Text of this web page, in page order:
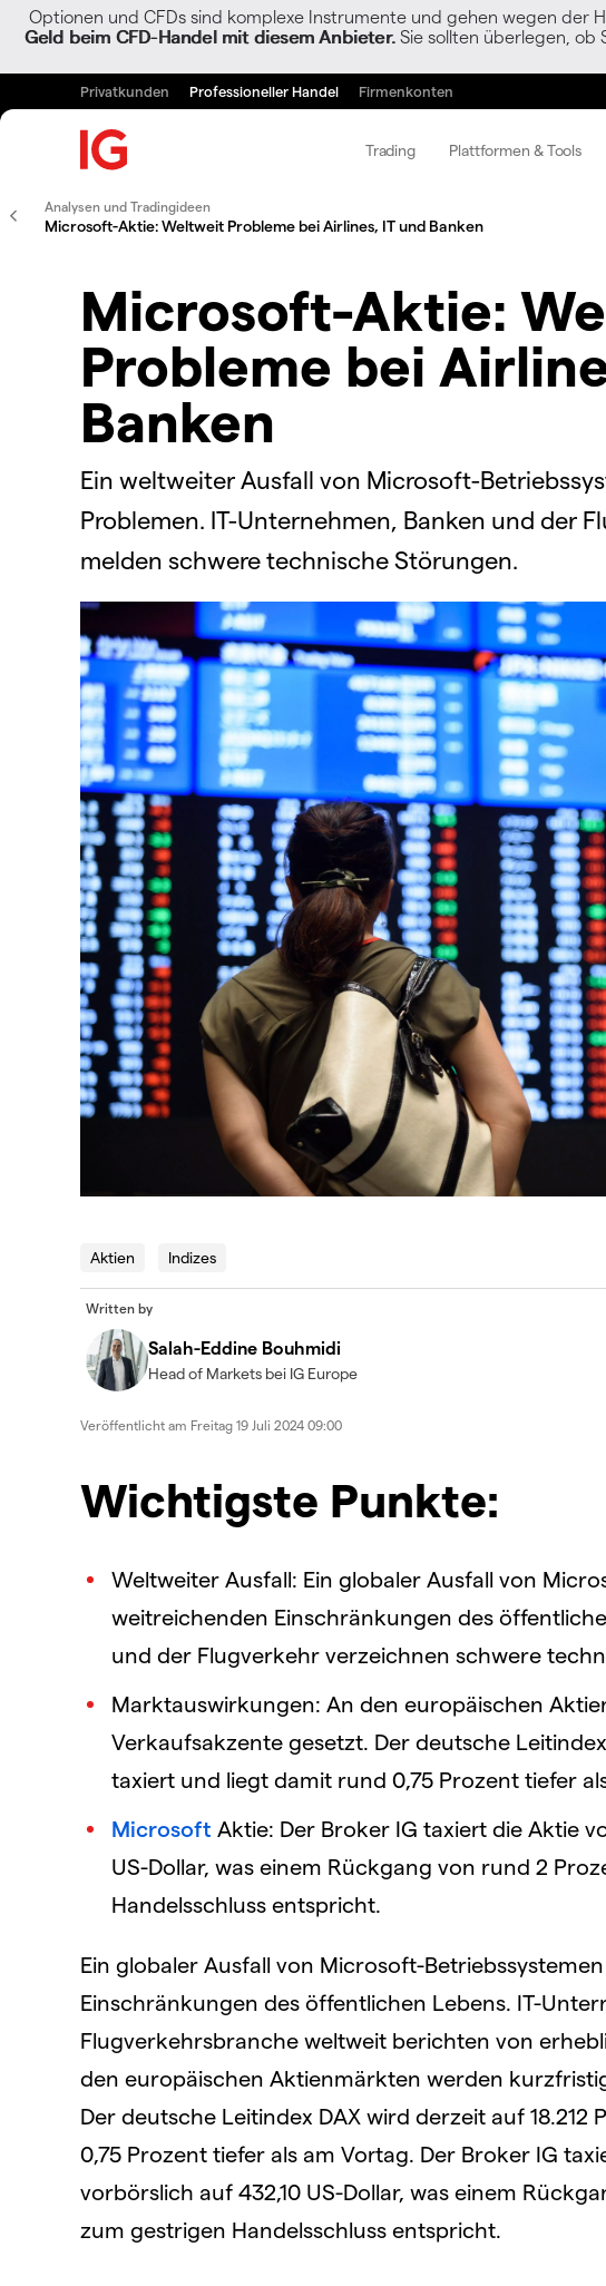
Optionen und CFDs sind komplexe Instrumente und gehen wegen der
Geld beim CFD-Handel mit diesem Anbieter. Sie sollten überlegen, ob
Privatkunden Professioneller Handel Firmenkonten
Trading Plattformen & Tools
Analysen und Tradingideen
Microsoft-Aktie: Weltweit Probleme bei Airlines, IT und Banken
Microsoft-Aktie:
Probleme bei
Banken
Ein weltweiter Ausfall von Microsoft-
Problemen. IT-Unternehmen, Banken und der
melden schwere technische Störungen.
Aktien Indizes
Written by
Salah-Eddine Bouhmidi
Head of Markets bei IG Europe
Veröffentlicht am Freitag 19 Juli 2024 09:00
Wichtigste Punkte:
Weltweiter Ausfall: Ein globaler Ausfall von
weitreichenden Einschränkungen des
und der Flugverkehr verzeichnen schwere
Marktauswirkungen: An den europäischen
Verkaufsakzente gesetzt. Der deutsche
taxiert und liegt damit rund 0,75 Prozent tiefer
Microsoft Aktie: Der Broker IG taxiert die Aktie
US-Dollar, was einem Rückgang von rund 2
Handelsschluss entspricht.
Ein globaler Ausfall von Microsoft-
Einschränkungen des öffentlichen Lebens. IT-
Flugverkehrsbranche weltweit berichten von
den europäischen Aktienmärkten werden
Der deutsche Leitindex DAX wird derzeit auf
0,75 Prozent tiefer als am Vortag. Der Broker IG
vorbörslich auf 432,10 US-Dollar, was einem
zum gestrigen Handelsschluss entspricht.